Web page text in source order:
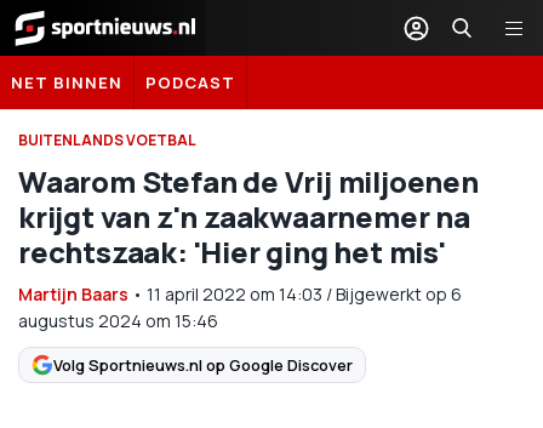
Sportnieuws.nl
NET BINNEN PODCAST
BUITENLANDS VOETBAL
Waarom Stefan de Vrij miljoenen
krijgt van z'n zaakwaarnemer na
rechtszaak: 'Hier ging het mis'
Martijn Baars • 11 april 2022 om 14:03 /Bijgewerkt op 6
augustus 2024 om 15:46
Volg Sportnieuws.nl op Google Discover